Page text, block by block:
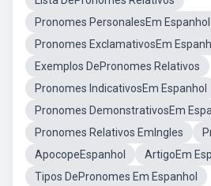
Pronomes PersonalesEm Espanhol
Pronomes ExclamativosEm
Exemplos DePronomes Relativos
Pronomes IndicativosEm Espanhol
Pronomes DemonstrativosEm
Pronomes Relativos EmIngles
ApocopeEspanhol
ArtigoEm
Tipos DePronomes Em Espanhol